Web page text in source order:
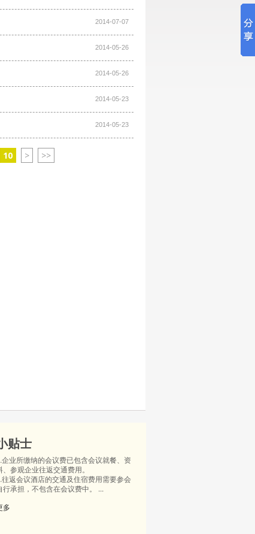
2014-07-07
2014-05-26
2014-05-26
2014-05-23
2014-05-23
10 > >>
贴士
企业所缴纳的会议费已包含会议就餐、资
、参观企业往返交通费用。
往返会议酒店的交通及住宿费用需要参会
行承担，不包含在会议费中。 ...
多